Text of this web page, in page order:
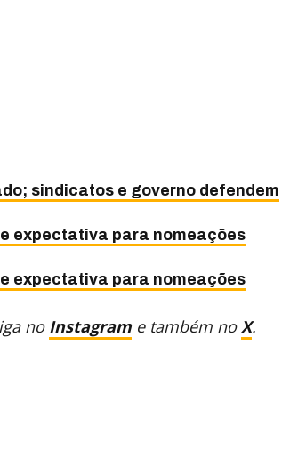
sindicatos e governo defendem
expectativa para nomeações
expectativa para nomeações
no Instagram e também noX.